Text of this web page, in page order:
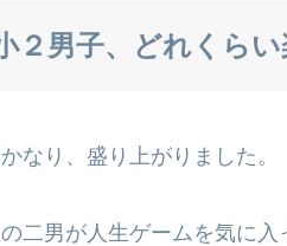
２男子、どれくら
なり、盛り上がりました。
二男が人生ゲームを気に